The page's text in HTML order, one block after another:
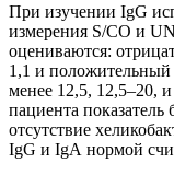
При изучении IgG
измерения S/CO и
оцениваются:
1,1 и
менее 12,5, 12,5–20,
пациента показатель
отсутствие
IgG и IgА нормой